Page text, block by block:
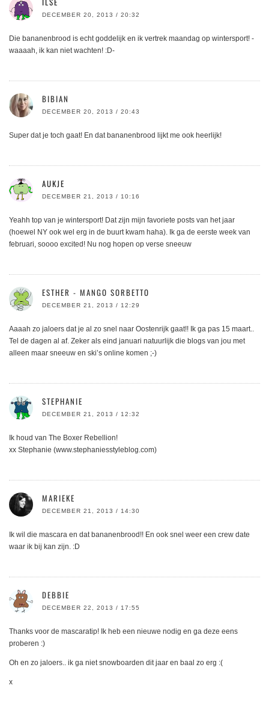
DECEMBER 20, 2013 / 20:32
Die bananenbrood is echt goddelijk en ik vertrek maandag op wintersport! -
waaaah, ik kan niet wachten! :D-
BIBIAN
DECEMBER 20, 2013 / 20:43
Super dat je toch gaat! En dat bananenbrood lijkt me ook heerlijk!
AUKJE
DECEMBER 21, 2013 / 10:16
Yeahh top van je wintersport! Dat zijn mijn favoriete posts van het jaar
(hoewel NY ook wel erg in de buurt kwam haha). Ik ga de eerste week van
februari, soooo excited! Nu nog hopen op verse sneeuw
ESTHER - MANGO SORBETTO
DECEMBER 21, 2013 / 12:29
Aaaah zo jaloers dat je al zo snel naar Oostenrijk gaat!! Ik ga pas 15 maart..
Tel de dagen al af. Zeker als eind januari natuurlijk die blogs van jou met
alleen maar sneeuw en ski’s online komen ;-)
STEPHANIE
DECEMBER 21, 2013 / 12:32
Ik houd van The Boxer Rebellion!
xx Stephanie (www.stephaniesstyleblog.com)
MARIEKE
DECEMBER 21, 2013 / 14:30
Ik wil die mascara en dat bananenbrood!! En ook snel weer een crew date
waar ik bij kan zijn. :D
DEBBIE
DECEMBER 22, 2013 / 17:55
Thanks voor de mascaratip! Ik heb een nieuwe nodig en ga deze eens
proberen :)
Oh en zo jaloers.. ik ga niet snowboarden dit jaar en baal zo erg :(
x